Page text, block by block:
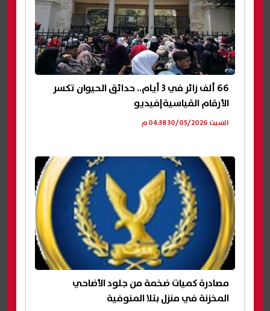
66 ألف زائر في 3 أيام.. حدائق الحيوان تكسر
الأرقام القياسية|فيديو
السبت 30/05/2026 04:38 م
مصادرة كميات ضخمة من جلود الأضاحي
المخزنة في منزل بتلا المنوفية